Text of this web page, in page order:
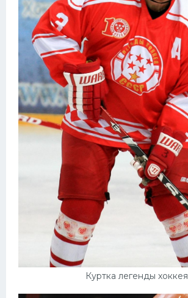
Куртка легенды хоккея